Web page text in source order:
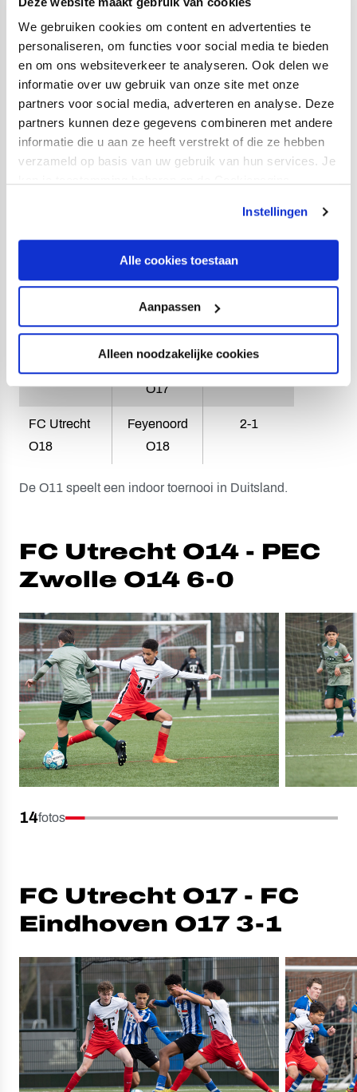
We gebruiken cookies om content en advertenties te
personaliseren, om functies voor social media te bieden
en om ons websiteverkeer te analyseren. Ook delen we
informatie over uw gebruik van onze site met onze
partners voor social media, adverteren en analyse. Deze
partners kunnen deze gegevens combineren met andere
informatie die u aan ze heeft verstrekt of die ze hebben
verzameld op basis van uw gebruik van hun services. Je
Instellingen
Alle cookies toestaan
Aanpassen
Alleen noodzakelijke cookies
O12
FC Utrecht
O13
FC Utrecht
PEC Zwolle
FC Utrecht
AZ O16 1-2
O17
FC Utrecht
O18
Feyenoord
O18
2-1
De O11 speelt een indoor toernooi in Duitsland.
FC Utrecht O14 - PEC
Zwolle O14 6-0
14fotos
FC Utrecht O17 - FC
Eindhoven O17 3-1